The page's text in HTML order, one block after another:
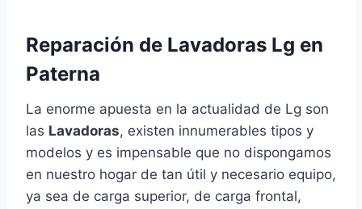
Reparación de Lavadoras Lg en
Paterna
La enorme apuesta en la actualidad de Lg son
las Lavadoras, existen innumerables tipos y
modelos y es impensable que no dispongamos
en nuestro hogar de tan útil y necesario equipo,
ya sea de carga superior, de carga frontal,